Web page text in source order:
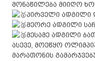
მონაწილება მიიღო
პირველი ადგილი
მეორე ადგილი
მესამე ადგილი
ასევე, მოეწყო
მარათონის